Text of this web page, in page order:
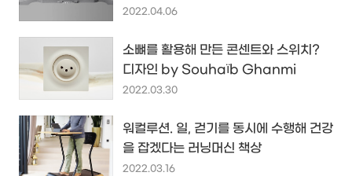
2022.04.06
소뼈를 활용해 만든 콘센트와 스위치?
디자인 by Souhaïb Ghanmi
2022.03.30
워컬루션. 일, 걷기를 동시에 수행해 건강
을 잡겠다는 러닝머신 책상
2022.03.16